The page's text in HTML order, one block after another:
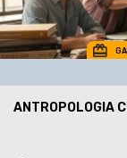
ANTROPOLOGIA